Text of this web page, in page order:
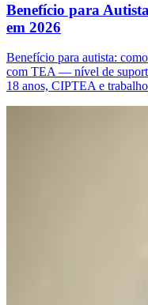
Benefício para
em 2026
Benefício para autista:
com TEA — nível de
18 anos, CIPTEA e